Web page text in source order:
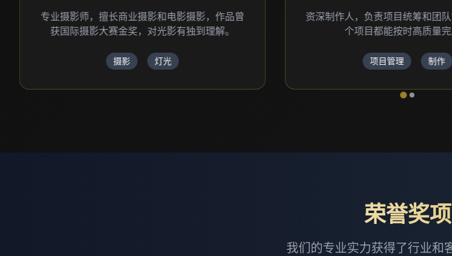
资深制作人，负责项目统筹和团队管理，确保每
个项目都能按时高质量完成。
项目管理 制作
深耕行业三十余载，笔下有多部
艺术洞察与市场判断，擅于塑造鲜
荣誉奖项
我们的专业实力获得了行业和